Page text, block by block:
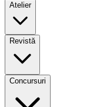
Atelier
Revistă
Concursuri